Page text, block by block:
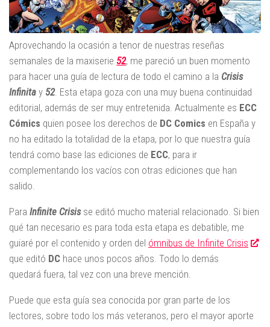
Aprovechando la ocasión a tenor de nuestras reseñas
semanales de la maxiserie 52, me pareció un buen momento
para hacer una guía de lectura de todo el camino a la Crisis
Infinita y 52. Esta etapa goza con una muy buena continuidad
editorial, además de ser muy entretenida. Actualmente es ECC
Cómics quien posee los derechos de DC Comics en España y
no ha editado la totalidad de la etapa, por lo que nuestra guía
tendrá como base las ediciones de ECC, para ir
complementando los vacíos con otras ediciones que han
salido.
Para Infinite Crisisse editó mucho material relacionado. Si bien
qué tan necesario es para toda esta etapa es debatible, me
guiaré por el contenido y orden del ómnibus de Infinite Crisis
que editó DC hace unos pocos años. Todo lo demás
quedará fuera, tal vez con una breve mención.
Puede que esta guía sea conocida por gran parte de los
lectores, sobre todo los más veteranos, pero el mayor aporte